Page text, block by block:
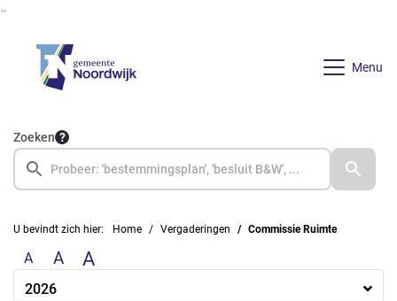
Menu
Zoeken
U bevindt zich hier: Home Vergaderingen Commissie Ruimte
A A A
2026